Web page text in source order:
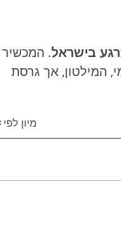
. המכשיר
המילטון, אך גרסת
מיון לפי